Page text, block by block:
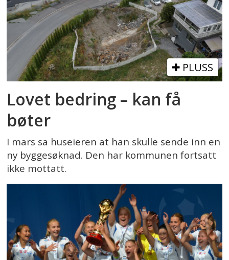
PLUSS
Lovet bedring – kan få
bøter
I mars sa huseieren at han skulle sende inn en
ny byggesøknad. Den har kommunen fortsatt
ikke mottatt.